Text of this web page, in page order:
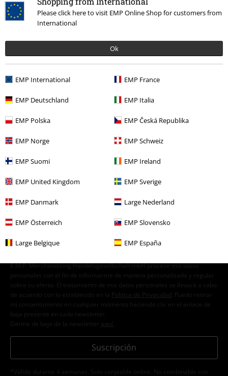
Please click here to visit EMP Online Shop for customers from
International
Ok
EMP International EMP France
EMP Deutschland EMP Italia
EMP Polska EMP Česká Republika
EMP Norge EMP Schweiz
EMP Suomi EMP Ireland
EMP United Kingdom EMP Sverige
EMP Danmark Large Nederland
EMP Österreich EMP Slovensko
Large Belgique EMP España
Más categorías. Más opciones
Hombre Zapatos Botas
Hombre Zapatos Exclusivo
Hombre Marcas EMP
Hombre Exclusivo
Marcas Ropa Hombre Gothicana by EMP
E-mail Newsletter
suscríbete ahora!
E.M.P. Merchandising Handelsgesellschaft mbH procese mis datos
personales con el fin de informarme de manera personalizada y regular
sobre su oferta. El tratamiento de mis datos personales se llevará a cabo
de acuerdo con lo establecido en la
Política de Privacidad . Puedo retirar
mi consentimiento en cualquier momento haciendo clic en el enlace de
baja presente en cada newsletter.
Darme de baja de la newsletter
aquí
Suscripción
*Válido durante 4 semanas. Solo canjeable online. No combinable con